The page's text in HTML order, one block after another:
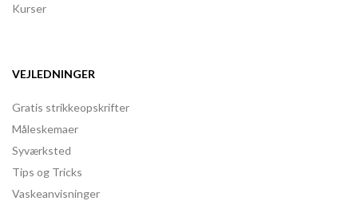
Kurser
VEJLEDNINGER
Gratis strikkeopskrifter
Måleskemaer
Syværksted
Tips og Tricks
Vaskeanvisninger